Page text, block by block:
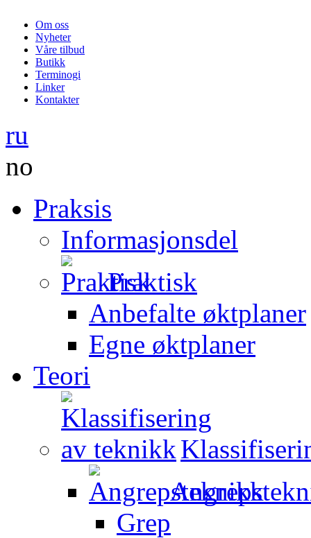
Om oss
Nyheter
Våre tilbud
Butikk
Terminogi
Linker
Kontakter
ru
no
Praksis
Informasjonsdel
Praktisk
Anbefalte øktplaner
Egne øktplaner
Teori
Grep